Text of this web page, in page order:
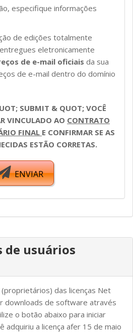
especifique informações
de edições totalmente
eletronicamente
de e-mail oficiais da sua
de e-mail dentro do domínio
SUBMIT & QUOT; VOCÊ
VINCULADO AO CONTRATO
FINAL E CONFIRMAR SE AS
ESTÃO CORRETAS.
ENVIAR
de usuários
das licenças Net
downloads de software através
o botão abaixo para iniciar
adquiriu a licença afer 15 de maio